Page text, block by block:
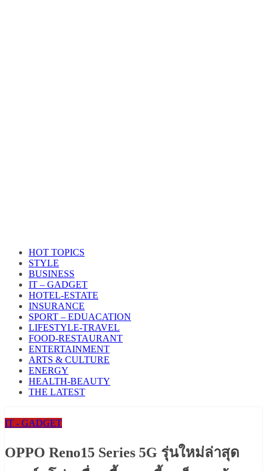
HOT TOPICS
STYLE
BUSINESS
IT – GADGET
HOTEL-ESTATE
INSURANCE
SPORT – EDUACATION
LIFESTYLE​-TRAVEL​
FOOD-RESTAURANT
ENTERTAINMENT
ARTS & CULTURE
ENERGY
HEALTH​-BEAUTY
THE LATEST
IT - GADGET
OPPO Reno15 Series 5G รุ่นใหม่ล่าสุด